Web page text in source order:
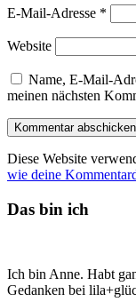
E-Mail-Adresse *
Website
Name, E-Mail-
meinen nächsten
Diese Website
wie deine
Das bin ich
Ich bin Anne. Habt
Gedanken bei